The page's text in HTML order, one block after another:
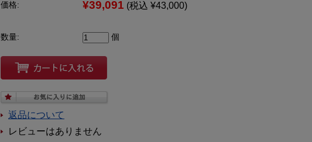
価格: ¥39,091 (税込 ¥43,000)
数量: 個
返品について
レビューはありません